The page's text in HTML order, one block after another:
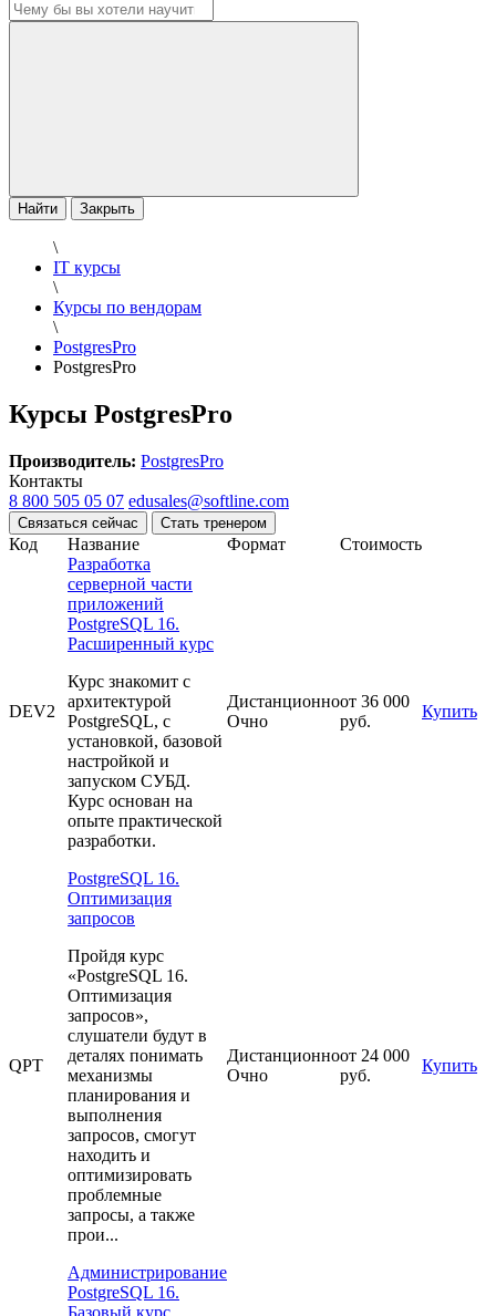
Найти Закрыть
\
IT курсы
\
Курсы по вендорам
\
PostgresPro
PostgresPro
Курсы PostgresPro
Производитель: PostgresPro
Контакты
8 800 505 05 07 edusales@softline.com
Связаться сейчас Стать тренером
Код Название Формат Стоимость
DEV2
Разработка
серверной части
приложений
PostgreSQL 16.
Расширенный курс
Курс знакомит с
архитектурой
PostgreSQL, с
установкой, базовой
настройкой и
запуском СУБД.
Курс основан на
опыте практической
разработки.
Дистанционно
Очно
от 36 000
руб.
Купить
QPT
PostgreSQL 16.
Оптимизация
запросов
Пройдя курс
«PostgreSQL 16.
Оптимизация
запросов»,
слушатели будут в
деталях понимать
механизмы
планирования и
выполнения
запросов, смогут
находить и
оптимизировать
проблемные
запросы, а также
прои...
Дистанционно
Очно
от 24 000
руб.
Купить
Администрирование
PostgreSQL 16.
Базовый курс